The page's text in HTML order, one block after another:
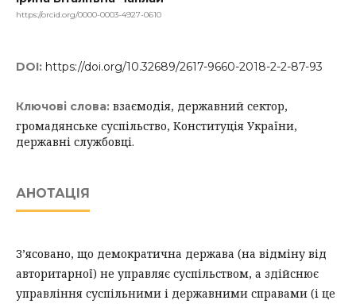
https://orcid.org/0000-0003-4927-0610
DOI: https://doi.org/10.32689/2617-9660-2018-2-2-87-93
Ключові слова: взаємодія, державний сектор,
громадянське суспільство, Конституція України,
державні службовці.
АНОТАЦІЯ
З’ясовано, що демократична держава (на відміну від
авторитарної) не управляє суспільством, а здійснює
управління суспільними і державними справами (і це